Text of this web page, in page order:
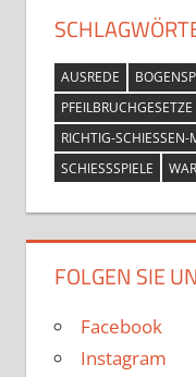
AUSREDE
PFEILBRUCHGESETZE
RICHTIG-SCHIESSEN-
SCHIESSSPIELE
FOLGEN SIE
Facebook
Instagram